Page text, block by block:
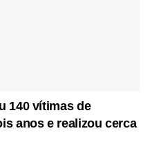
140 vítimas de
anos e realizou cerca